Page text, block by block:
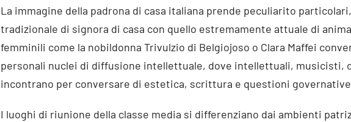
La immagine della padrona di casa italiana prende peculiarito
tradizionale di signora di casa con quello estremamente attuale di
femminili come la nobildonna Trivulzio di Belgiojoso o Clara Maffei
personali nuclei di diffusione intellettuale, dove intellettuali, musicisti,
incontrano per conversare di estetica, scrittura e questioni
I luoghi di riunione della classe media si differenziano dai ambienti